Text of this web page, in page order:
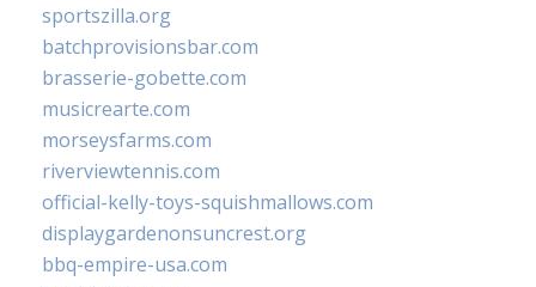
sportszilla.org
batchprovisionsbar.com
brasserie-gobette.com
musicrearte.com
morseysfarms.com
riverviewtennis.com
official-kelly-toys-squishmallows.com
displaygardenonsuncrest.org
bbq-empire-usa.com